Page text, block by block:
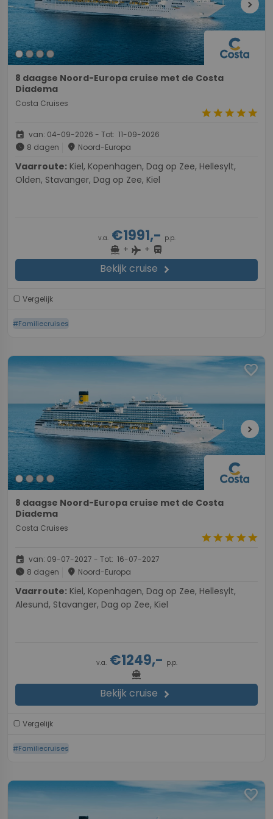
chevron_right
8 daagse Noord-Europa cruise met de Costa
Diadema
Costa Cruises
starstarstarstarstar
event van: 04-09-2026 - Tot: 11-09-2026
schedule 8 dagen place Noord-Europa
Vaarroute:
Olden, Stavanger, Dag op Zee, Kiel
v.a.€1991,- p.p.
directions_boat + flight + directions_bus
Bekijk cruise chevron_right
Vergelijk
#Familiecruises
favorite
chevron_right
8 daagse Noord-Europa cruise met de Costa
Diadema
Costa Cruises
starstarstarstarstar
event van: 09-07-2027 - Tot: 16-07-2027
schedule 8 dagen place Noord-Europa
Vaarroute:
Alesund, Stavanger, Dag op Zee, Kiel
v.a.€1249,- p.p.
directions_boat
Bekijk cruise chevron_right
Vergelijk
#Familiecruises
favorite